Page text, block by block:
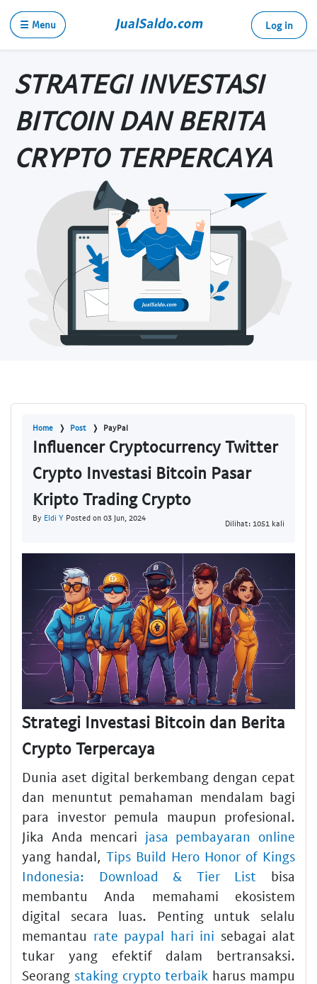
☰ Menu Log in
STRATEGI INVESTASI
BITCOIN DAN BERITA
CRYPTO TERPERCAYA
Home Post PayPal
Influencer Cryptocurrency Twitter
Crypto Investasi Bitcoin Pasar
Kripto Trading Crypto
By Eldi Y Posted on 03 Jun, 2024
Dilihat: 1051 kali
Strategi Investasi Bitcoin dan Berita
Crypto Terpercaya
Dunia aset digital berkembang dengan cepat
dan menuntut pemahaman mendalam bagi
para investor pemula maupun profesional.
Jika Anda mencari jasa pembayaran online
yang handal, Tips Build Hero Honor of Kings
Indonesia: Download & Tier List bisa
membantu Anda memahami ekosistem
digital secara luas. Penting untuk selalu
memantau rate paypal hari ini sebagai alat
tukar yang efektif dalam bertransaksi.
Seorang staking crypto terbaik harus mampu